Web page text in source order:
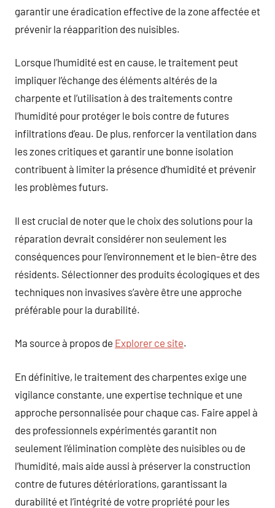
garantir une éradication effective de la zone affectée et
prévenir la réapparition des nuisibles.
Lorsque l’humidité est en cause, le traitement peut
impliquer l’échange des éléments altérés de la
charpente et l’utilisation à des traitements contre
l’humidité pour protéger le bois contre de futures
infiltrations d’eau. De plus, renforcer la ventilation dans
les zones critiques et garantir une bonne isolation
contribuent à limiter la présence d’humidité et prévenir
les problèmes futurs.
Il est crucial de noter que le choix des solutions pour la
réparation devrait considérer non seulement les
conséquences pour l’environnement et le bien-être des
résidents. Sélectionner des produits écologiques et des
techniques non invasives s’avère être une approche
préférable pour la durabilité.
Ma source à propos de Explorer ce site.
En définitive, le traitement des charpentes exige une
vigilance constante, une expertise technique et une
approche personnalisée pour chaque cas. Faire appel à
des professionnels expérimentés garantit non
seulement l’élimination complète des nuisibles ou de
l’humidité, mais aide aussi à préserver la construction
contre de futures détériorations, garantissant la
durabilité et l’intégrité de votre propriété pour les